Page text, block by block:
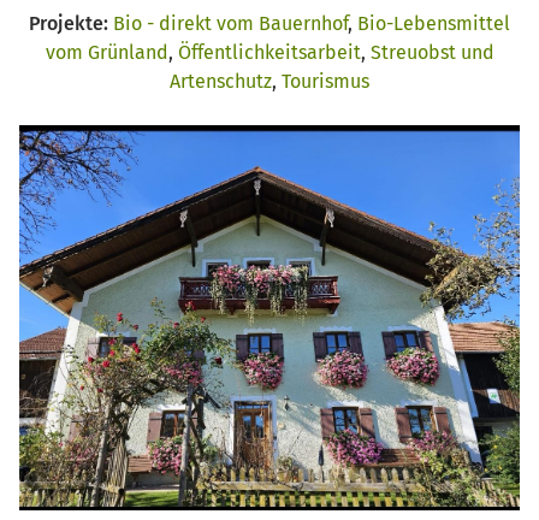
Projekte: Bio - direkt vom Bauernhof, Bio-Lebensmittel
vom Grünland, Öffentlichkeitsarbeit, Streuobst und
Artenschutz, Tourismus